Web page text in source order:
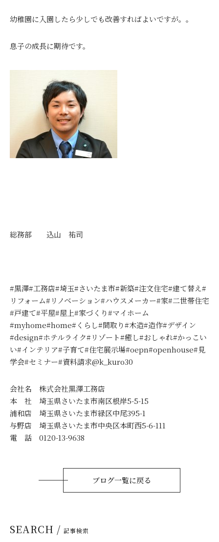
幼稚園に入園したら少しでも改善すればよいですが。。
息子の成長に期待です。
総務部 込山 祐司
#黒澤#工務店#埼玉#さいたま市#新築#注文住宅#建て替え#
リフォーム#リノベーション#ハウスメーカー#家#二世帯住宅
#戸建て#平屋#屋上#家づくり#マイホーム
#myhome#home#くらし#間取り#木造#造作#デザイン
#design#ホテルライク#リゾート#癒し#おしゃれ#かっこい
い#インテリア#子育て#住宅展示場#oepn#openhouse#見
学会#セミナー#資料請求@k_kuro30
会社名 株式会社黒澤工務店
本 社 埼玉県さいたま市南区根岸5-5-15
浦和店 埼玉県さいたま市緑区中尾395-1
与野店 埼玉県さいたま市中央区本町西5-6-111
電 話 0120-13-9638
ブログ一覧に戻る
SEARCH / 記事検索